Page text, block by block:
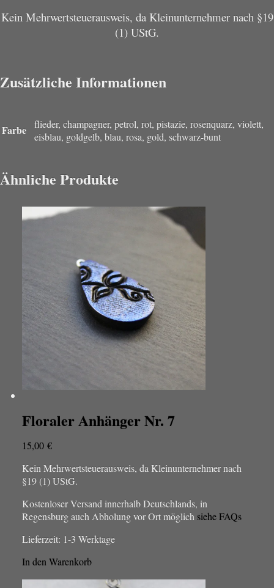
Kein Mehrwertsteuerausweis, da Kleinunternehmer nach §19
(1) UStG.
Zusätzliche Informationen
Farbe
flieder, champagner, petrol, rot, pistazie, rosenquarz, violett,
eisblau, goldgelb, blau, rosa, gold, schwarz-bunt
Ähnliche Produkte
Floraler Anhänger Nr. 7
15,00 €
Kein Mehrwertsteuerausweis, da Kleinunternehmer nach
§19 (1) UStG.
Kostenloser Versand innerhalb Deutschlands, in
Regensburg auch Abholung vor Ort möglich siehe FAQs
Lieferzeit: 1-3 Werktage
In den Warenkorb